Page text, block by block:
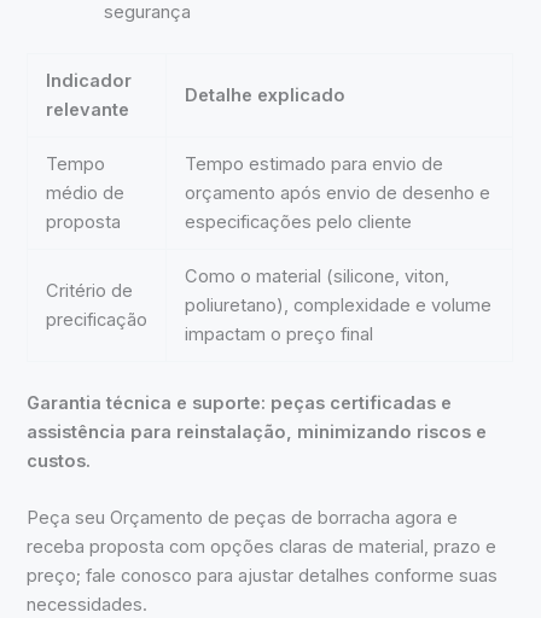
segurança
Indicador
relevante
Detalhe explicado
Tempo
médio de
proposta
Tempo estimado para envio de
orçamento após envio de desenho e
especificações pelo cliente
Critério de
precificação
Como o material (silicone, viton,
poliuretano), complexidade e volume
impactam o preço final
Garantia técnica e suporte: peças certificadas e
assistência para reinstalação, minimizando riscos e
custos.
Peça seu Orçamento de peças de borracha agora e
receba proposta com opções claras de material, prazo e
preço; fale conosco para ajustar detalhes conforme suas
necessidades.